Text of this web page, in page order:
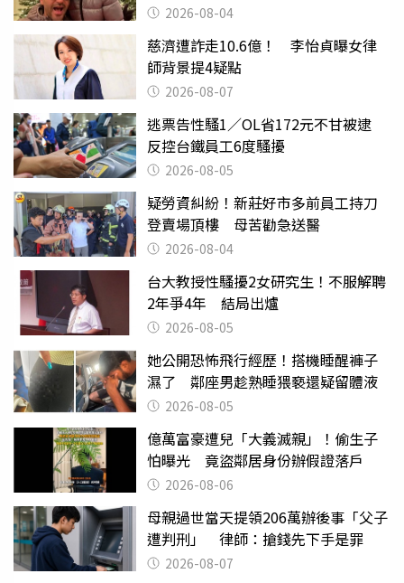
2026-08-04
慈濟遭詐走10.6億！ 李怡貞曝女律
師背景提4疑點
2026-08-07
逃票告性騷1／OL省172元不甘被逮
反控台鐵員工6度騷擾
2026-08-05
疑勞資糾紛！新莊好市多前員工持刀
登賣場頂樓 母苦勸急送醫
2026-08-04
台大教授性騷擾2女研究生！不服解聘
2年爭4年 結局出爐
2026-08-05
她公開恐怖飛行經歷！搭機睡醒褲子
濕了 鄰座男趁熟睡猥褻還疑留體液
2026-08-05
億萬富豪遭兒「大義滅親」！偷生子
怕曝光 竟盜鄰居身份辦假證落戶
2026-08-06
母親過世當天提領206萬辦後事「父子
遭判刑」 律師：搶錢先下手是罪
2026-08-07